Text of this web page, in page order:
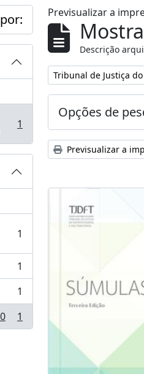
1
1
1
1
1
Previsualizar a
Descrição
Remover filtro:
Tribunal de Justiça
Opções de
Previsualizar a